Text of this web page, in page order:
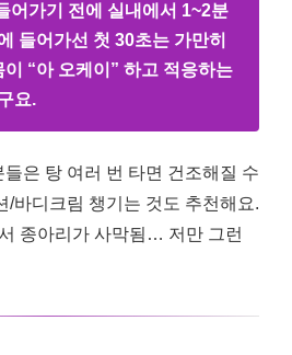
어가기 전에 실내에서 1~2분
들어가선 첫 30초는 가만히
“아 오케이” 하고 적응하는
요.
은 탕 여러 번 타면 건조해질 수
/바디크림 챙기는 것도 추천해요.
종아리가 사막됨… 저만 그런